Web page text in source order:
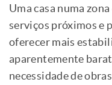
Uma casa numa
serviços próximos e
oferecer mais
aparentemente
necessidade de